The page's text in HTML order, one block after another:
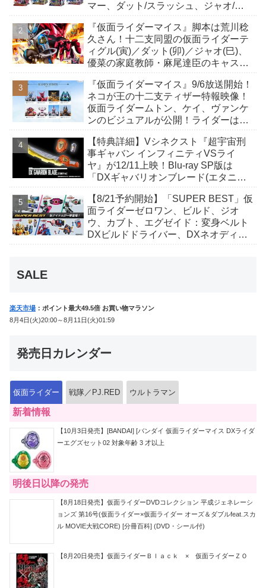
マー、ダット/スラッシュ、ジャオ/バ
も！
『仮面ライダーマイス』脚本は荒川稔
久さん！十二支同盟の仮面ライダーテ
ィグル(寅)／ダット(卯)／ジャオ(巳)、
優菜の家庭教師・麻尾達臣のキャスト
んも変身！
『仮面ライダーマイス』9/6放送開始！
ネコが王の十二支ティザー特報映像！
仮面ライダームトン、ケイ、ヴァンケ
ンのビジュアルが公開！ライダーは子
【特典詳細】Vシネクスト『超宇宙刑
事ギャバン インフィニティVSライ
ヤ』が12/11上映！Blu-ray SP版は
「DXギャバリオンブレード(エタニテ
か豪華特典付き！
【8/21予約開始】「SUPER BEST」仮
面ライダーゼロワン、ビルド、ジオ
ウ、カブト、エグゼイド：変身ベルト
DXビルドドライバー、DXネオディケ
SALE
楽天市場 ：ポイント最大49.5倍 お買い物マラソン
8月4日(火)20:00～8月11日(火)01:59
発売日カレンダー
仮面ライダー 戦隊／PJ.RED ウルトラマン
新着情報
【10月3日発売】[BANDAI] [バンダイ 仮面ライダーマイス DXライダ
ーエグズセット02 対象年齢 3 才以上
明後日以降の発売
【8月18日発売】仮面ライダーDVDコレクション 平成ジェネレーシ
ョンズ 第16号(仮面ライダー×仮面ライダー オーズ＆ダブルfeat.スカ
ル MOVIE大戦CORE) [分冊百科] (DVD・シール付)
【8月20日発売】仮面ライダーＢｌａｃｋ × 仮面ライダーＺＯ